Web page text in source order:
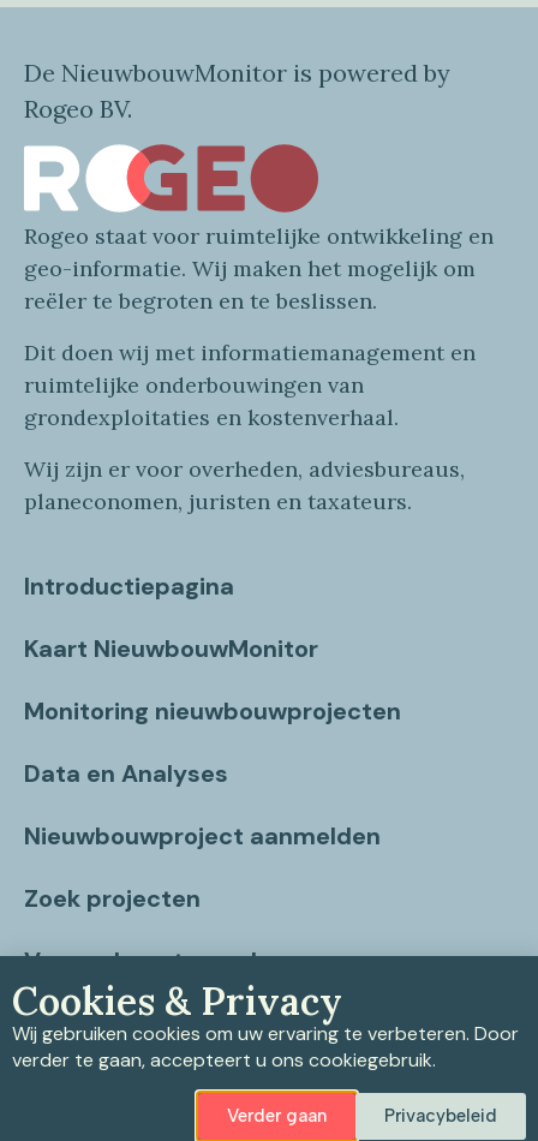
De NieuwbouwMonitor is powered by
Rogeo BV.
Rogeo staat voor ruimtelijke ontwikkeling en
geo-informatie. Wij maken het mogelijk om
reëler te begroten en te beslissen.
Dit doen wij met informatiemanagement en
ruimtelijke onderbouwingen van
grondexploitaties en kostenverhaal.
Wij zijn er voor overheden, adviesbureaus,
planeconomen, juristen en taxateurs.
Introductiepagina
Kaart NieuwbouwMonitor
Monitoring nieuwbouwprojecten
Data en Analyses
Nieuwbouwproject aanmelden
Zoek projecten
Vragen beantwoord
Contact
Cookiebeleid
Cookies & Privacy
Wij gebruiken cookies om uw ervaring te verbeteren. Door
verder te gaan, accepteert u ons cookiegebruik.
Verder gaan Privacybeleid